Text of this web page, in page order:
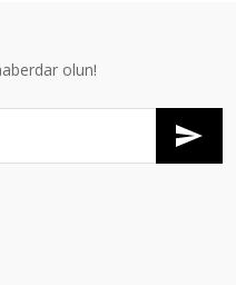
olun!